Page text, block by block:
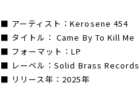
■ アーティスト：Kerosene 454
■ タイトル： Came By To Kill Me
■ フォーマット：LP
■ レーベル：Solid Brass Records
■ リリース年：2025年